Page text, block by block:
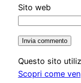
Sito web
Questo sito
Scopri come